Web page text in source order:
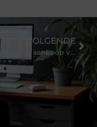
VOLGENDE
Tips voor de aankoop van een step van Stepsonline.nl